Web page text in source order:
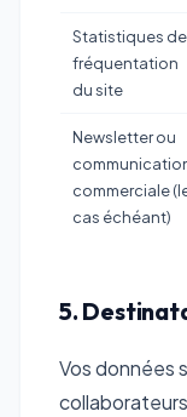
Statistiques de
fréquentation
du site
Newsletter ou
commerciale
cas échéant)
5.
Vos données